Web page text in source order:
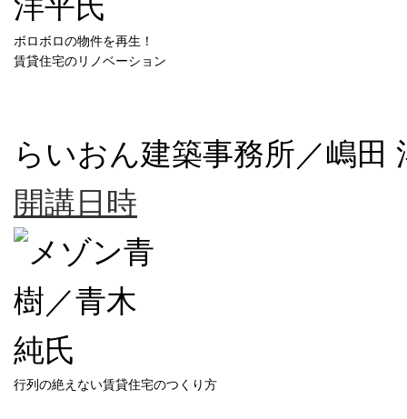
ボロボロの物件を再生！
賃貸住宅のリノベーション
らいおん建築事務所／嶋田
開講日時
行列の絶えない賃貸住宅のつくり方